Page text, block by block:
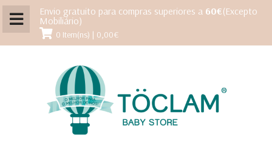
Envio gratuito para compras superiores a 60€(Excepto
Mobiliário)
0 Item(ns) | 0,00€